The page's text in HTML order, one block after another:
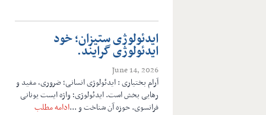
ایدئولوژی ستیزان؛ خود
ایدئولوژی گرایند.
June 14, 2026
آرام بختیاری : ایدئولوژی انسانی؛ ضروری، مفید و
رهایی بخش است. ایدئولوژی؛ واژه ایست یونانی
فرانسوی. حوزه آن شناخت و ...ادامه مطلب